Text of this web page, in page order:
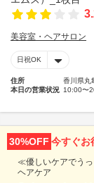
美容室・ヘアサロン
日祝OK
住所
香川県丸
本日の営業状況 10:00〜
30%OFF 今すぐお
≪優しいケアでう
ヘアケア